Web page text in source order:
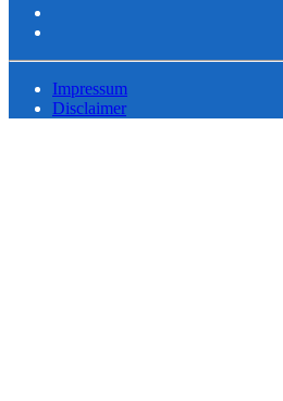
Impressum
Disclaimer